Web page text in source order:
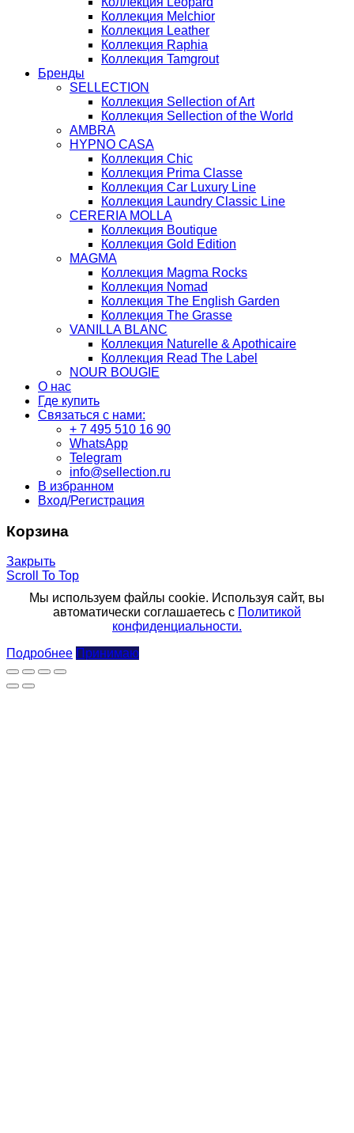
Коллекция Melchior
Коллекция Leather
Коллекция Raphia
Коллекция Tamgrout
Бренды
SELLECTION
Коллекция Sellection of Art
Коллекция Sellection of the World
AMBRA
HYPNO CASA
Коллекция Chic
Коллекция Prima Classe
Коллекция Car Luxury Line
Коллекция Laundry Classic Line
CERERIA MOLLA
Коллекция Boutique
Коллекция Gold Edition
MAGMA
Коллекция Magma Rocks
Коллекция Nomad
Коллекция The English Garden
Коллекция The Grasse
VANILLA BLANC
Коллекция Naturelle & Apothicaire
Коллекция Read The Label
NOUR BOUGIE
О нас
Где купить
Связаться с нами:
+ 7 495 510 16 90
WhatsApp
Telegram
info@sellection.ru
В избранном
Вход/Регистрация
Корзина
Закрыть
Scroll To Top
Мы используем файлы cookie. Используя сайт, вы
автоматически соглашаетесь с Политикой
конфиденциальности.
Подробнее Принимаю